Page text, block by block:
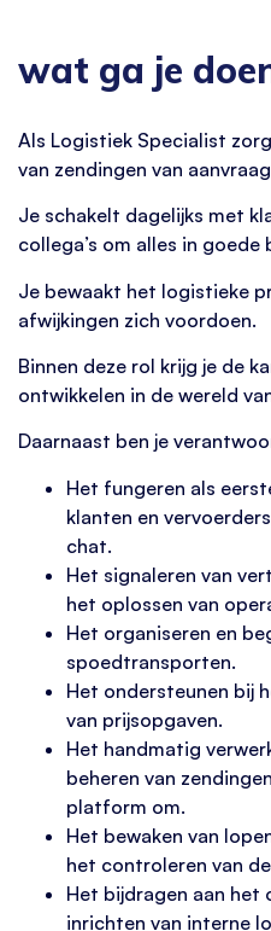
wat ga je
Als Logistiek Specialist
van zendingen van
Je schakelt dagelijks met
collega’s om alles in goede
Je bewaakt het logistieke
afwijkingen zich voordoen.
Binnen deze rol krijg je de
ontwikkelen in de wereld
Daarnaast ben je
Het fungeren als
klanten en
chat.
Het signaleren van
het oplossen van
Het organiseren en
spoedtransporten.
Het ondersteunen bij
van prijsopgaven.
Het handmatig
beheren van
platform om.
Het bewaken van
het controleren van
Het bijdragen aan het
inrichten van interne